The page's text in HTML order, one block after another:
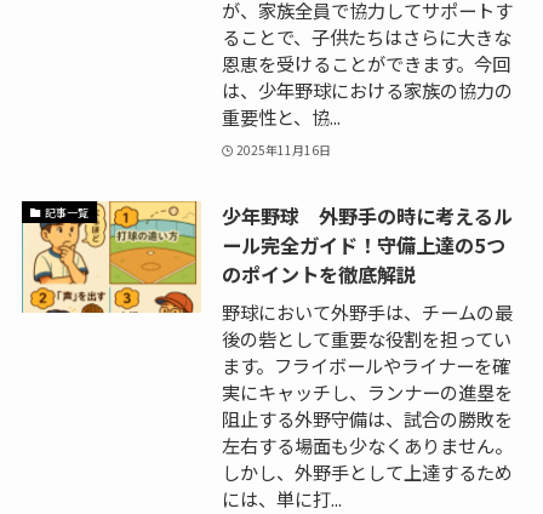
が、家族全員で協力してサポートす
ることで、子供たちはさらに大きな
恩恵を受けることができます。今回
は、少年野球における家族の協力の
重要性と、協...
2025年11月16日
記事一覧
少年野球 外野手の時に考えるル
ール完全ガイド！守備上達の5つ
のポイントを徹底解説
野球において外野手は、チームの最
後の砦として重要な役割を担ってい
ます。フライボールやライナーを確
実にキャッチし、ランナーの進塁を
阻止する外野守備は、試合の勝敗を
左右する場面も少なくありません。
しかし、外野手として上達するため
には、単に打...